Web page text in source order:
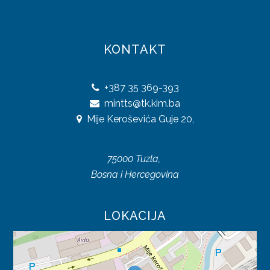
KONTAKT
+387 35 369-393
mintts@tk.kim.ba
Mije Keroševića Guje 20,
75000 Tuzla,
Bosna i Hercegovina
LOKACIJA
AUTOBUSKA STAJALIŠTA